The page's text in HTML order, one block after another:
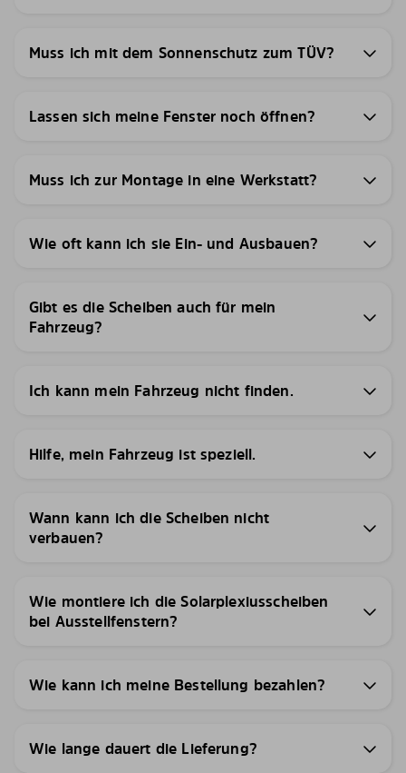
Muss ich mit dem Sonnenschutz zum TÜV?
Lassen sich meine Fenster noch öffnen?
Muss ich zur Montage in eine Werkstatt?
Wie oft kann ich sie Ein- und Ausbauen?
Gibt es die Scheiben auch für mein
Fahrzeug?
Ich kann mein Fahrzeug nicht finden.
Hilfe, mein Fahrzeug ist speziell.
Wann kann ich die Scheiben nicht
verbauen?
Wie montiere ich die Solarplexiusscheiben
bei Ausstellfenstern?
Wie kann ich meine Bestellung bezahlen?
Wie lange dauert die Lieferung?